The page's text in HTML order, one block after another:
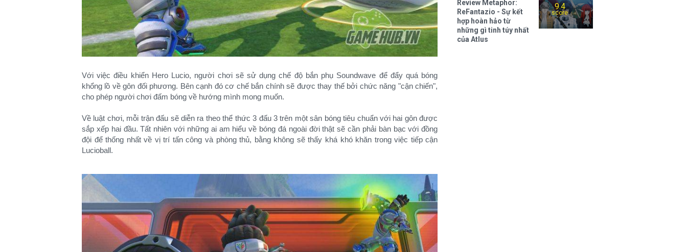
Với việc điều khiển Hero Lucio, người chơi sẽ sử dụng chế độ bắn phụ Soundwave để đẩy quá bóng
khổng lồ về gôn đối phương. Bên cạnh đó cơ chế bắn chính sẽ được thay thế bởi chức năng "cận chiến",
cho phép người chơi đấm bóng về hướng mình mong muốn.
Về luật chơi, mỗi trận đấu sẽ diễn ra theo thể thức 3 đấu 3 trên một sân bóng tiêu chuẩn với hai gôn được
sắp xếp hai đầu. Tất nhiên với những ai am hiểu về bóng đá ngoài đời thật sẽ cần phải bàn bạc với đồng
đội để thống nhất về vị trí tấn công và phòng thủ, bằng không sẽ thấy khá khó khăn trong việc tiếp cận
Lucioball.
9.4
score
Review Metaphor:
ReFantazio - Sự kết
hợp hoàn hảo từ
những gì tinh túy nhất
của Atlus